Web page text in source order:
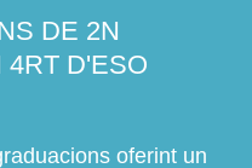
DE 2N
4RT D'ESO